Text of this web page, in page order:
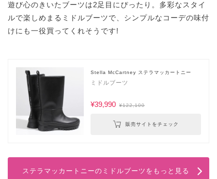
遊び心のきいたブーツは2足目にぴったり。多彩なスタイ
ルで楽しめまるミドルブーツで、シンプルなコーデの味付
けにも一役買ってくれそうです!
Stella McCartney ステラマッカートニー
ミドルブーツ
¥39,990 ¥122,100
販売サイトをチェック
ステラマッカートニーのミドルブーツをもっと見る